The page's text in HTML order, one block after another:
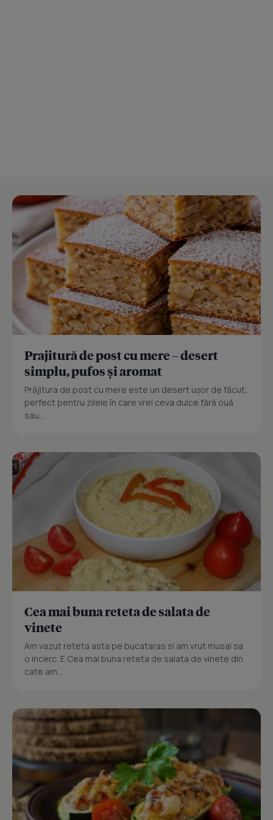
Prajitură de post cu mere – desert
simplu, pufos și aromat
Prăjitura de post cu mere este un desert ușor de făcut,
perfect pentru zilele în care vrei ceva dulce fără ouă
sau...
Cea mai buna reteta de salata de
vinete
Am vazut reteta asta pe bucataras si am vrut musai sa
o incerc. E Cea mai buna reteta de salata de vinete din
cate am...